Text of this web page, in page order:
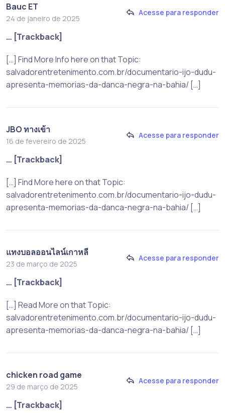
Bauc ET
24 de janeiro de 2025
Acesse para responder
… [Trackback]
[…] Find More Info here on that Topic:
salvadorentretenimento.com.br/documentario-ijo-dudu-
apresenta-memorias-da-danca-negra-na-bahia/ […]
JBO ทางเข้า
16 de fevereiro de 2025
Acesse para responder
… [Trackback]
[…] Find More here on that Topic:
salvadorentretenimento.com.br/documentario-ijo-dudu-
apresenta-memorias-da-danca-negra-na-bahia/ […]
แทงบอลออนไลน์เกาหลี
23 de março de 2025
Acesse para responder
… [Trackback]
[…] Read More on that Topic:
salvadorentretenimento.com.br/documentario-ijo-dudu-
apresenta-memorias-da-danca-negra-na-bahia/ […]
chicken road game
29 de março de 2025
Acesse para responder
… [Trackback]